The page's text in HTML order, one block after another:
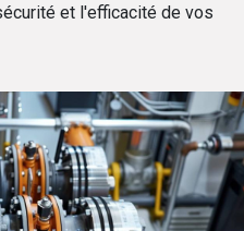
et l'efficacité de vos